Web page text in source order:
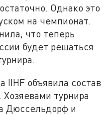
Однако это
на чемпионат.
что теперь
будет решаться
IIHF объявила состав
турнира
Дюссельдорф и